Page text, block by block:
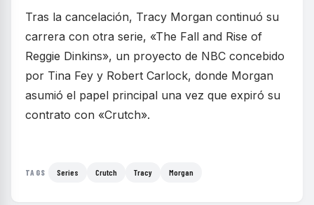
Tras la cancelación, Tracy Morgan continuó su
carrera con otra serie, «The Fall and Rise of
Reggie Dinkins», un proyecto de NBC concebido
por Tina Fey y Robert Carlock, donde Morgan
asumió el papel principal una vez que expiró su
contrato con «Crutch».
TAGS Series Crutch Tracy Morgan